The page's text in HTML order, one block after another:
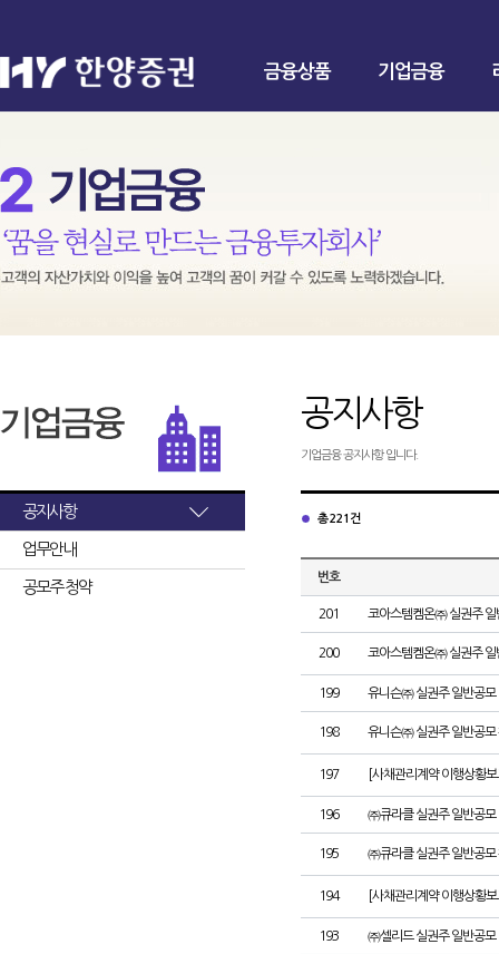
금융상품 기업금융
공지사항
업무안내
공모주 청약
공지사항
기업금융 공지사항 입니다.
총 221건
번호
201 코아스템켐온㈜ 실권주 일
200 코아스템켐온㈜ 실권주 일
199 유니슨㈜ 실권주 일반공모
198 유니슨㈜ 실권주 일반공모
197 [사채관리계약 이행상황
196 ㈜큐라클 실권주 일반공모
195 ㈜큐라클 실권주 일반공모
194 [사채관리계약 이행상황
193 ㈜셀리드 실권주 일반공모